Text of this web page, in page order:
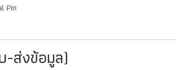
Pin
-ส่งข้อมูล)